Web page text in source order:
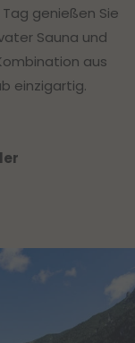
genießen Sie
Sauna und
aus
einzigartig.